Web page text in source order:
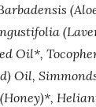
Oil*,
Oil,